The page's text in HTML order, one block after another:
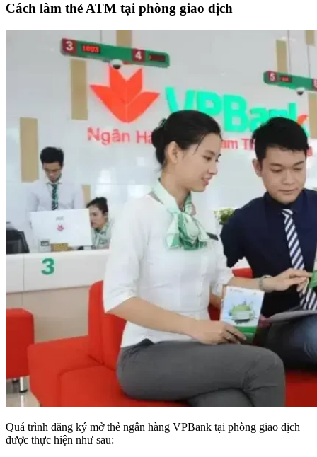
Cách làm thẻ ATM tại phòng giao dịch
Quá trình đăng ký mở thẻ ngân hàng VPBank tại phòng giao dịch
được thực hiện như sau: